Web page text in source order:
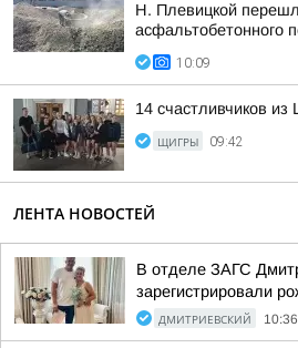
Н. Плевицкой
асфальтобетонного
10:09
14 счастливчиков
ЩИГРЫ 09:42
ЛЕНТА НОВОСТЕЙ
В отделе ЗАГС
зарегистрировали
ДМИТРИЕВСКИЙ 10:36